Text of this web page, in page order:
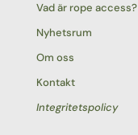
Vad är rope access?
Nyhetsrum
Om oss
Kontakt
Integritetspolicy